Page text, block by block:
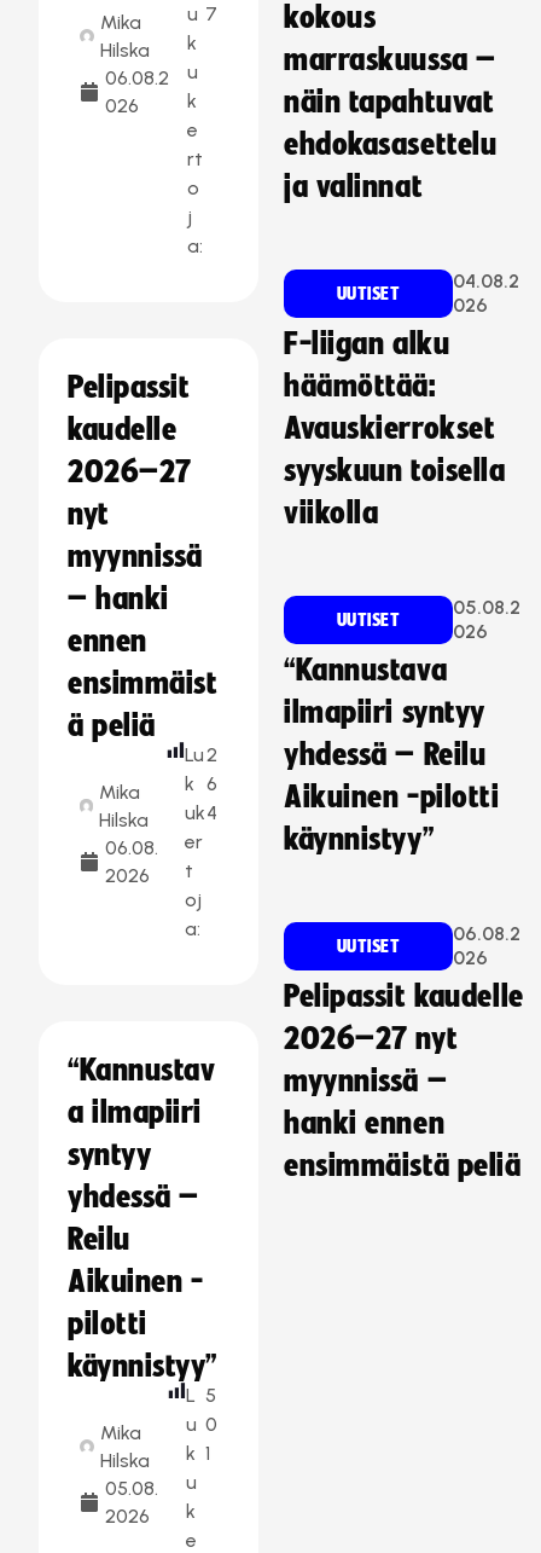
Mika
Hilska
06.08.2
026
u
k
u
k
e
rt
o
j
a:
7
Pelipassit
kaudelle
2026–27
nyt
myynnissä
– hanki
ennen
ensimmäist
ä peliä
Mika
Hilska
06.08.
2026
Lu
k
uk
er
t
oj
a:
2
6
4
“Kannustav
a ilmapiiri
syntyy
yhdessä –
Reilu
Aikuinen -
pilotti
käynnistyy”
Mika
Hilska
05.08.
2026
L
u
k
u
k
e
5
0
1
kokous
marraskuussa –
näin tapahtuvat
ehdokasasettelu
ja valinnat
UUTISET
04.08.2
026
F-liigan alku
häämöttää:
Avauskierrokset
syyskuun toisella
viikolla
UUTISET
05.08.2
026
“Kannustava
ilmapiiri syntyy
yhdessä – Reilu
Aikuinen -pilotti
käynnistyy”
UUTISET
06.08.2
026
Pelipassit kaudelle
2026–27 nyt
myynnissä –
hanki ennen
ensimmäistä peliä